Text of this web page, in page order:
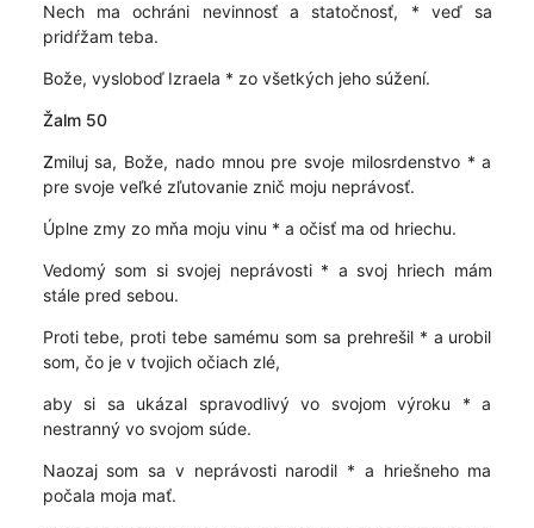
Nech ma ochráni nevinnosť a statočnosť, * veď sa
pridŕžam teba.
Bože, vysloboď Izraela * zo všetkých jeho súžení.
Žalm 50
Zmiluj sa, Bože, nado mnou pre svoje milosrdenstvo * a
pre svoje veľké zľutovanie znič moju neprávosť.
Úplne zmy zo mňa moju vinu * a očisť ma od hriechu.
Vedomý som si svojej neprávosti * a svoj hriech mám
stále pred sebou.
Proti tebe, proti tebe samému som sa prehrešil * a urobil
som, čo je v tvojich očiach zlé,
aby si sa ukázal spravodlivý vo svojom výroku * a
nestranný vo svojom súde.
Naozaj som sa v neprávosti narodil * a hriešneho ma
počala moja mať.